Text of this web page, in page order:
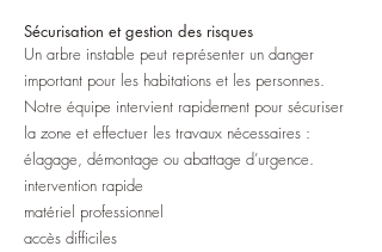
Sécurisation et gestion des risques
Un arbre instable peut représenter un danger
important pour les habitations et les personnes.
Notre équipe intervient rapidement pour sécuriser
la zone et effectuer les travaux nécessaires :
élagage, démontage ou abattage d’urgence.
intervention rapide
matériel professionnel
accès difficiles